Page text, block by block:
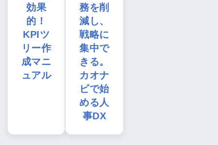
効果
的！
KPIツ
リー作
成マニ
ュアル
務を削
減し、
戦略に
集中で
きる。
カオナ
ビで始
める人
事DX